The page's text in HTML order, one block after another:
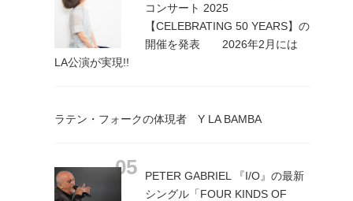
コンサート 2025
【CELEBRATING 50 YEARS】の
開催を発表 2026年2月には
LA公演が実現!!
ラテン・フォークの体現者 Y LA BAMBA
PETER GABRIEL 『I/O』の最新
シングル「FOUR KINDS OF